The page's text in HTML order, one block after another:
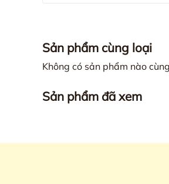
Sản phẩm cùng loại
Không có sản phẩm nào
Sản phẩm đã xem